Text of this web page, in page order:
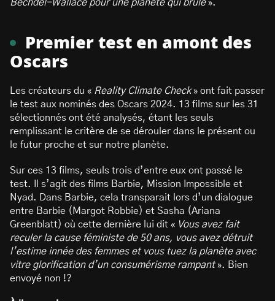
Bechdel-Wallace pour une planète qui brûle».
Premier test en amont des
Oscars
Les créateurs du « Reality Climate Check» ont fait passer
le test aux nominés des Oscars 2024. 13 films sur les 31
sélectionnés ont été analysés, étant les seuls
remplissant le critère de se dérouler dans le présent ou
le futur proche et sur notre planète.
Sur ces 13 films, seuls trois d’entre eux ont passé le
test. Il s’agit des films Barbie, Mission Impossible et
Nyad. Dans Barbie, cela transparait lors d’un dialogue
entre Barbie (Margot Robbie) et Sasha (Ariana
Greenblatt) où cette dernière lui dit « Vous avez fait
reculer la cause féministe de 50 ans, vous avez détruit
l’estime innée des femmes et vous tuez la planète avec
vitre glorification d’un consumérisme rampant». Bien
envoyé non !?